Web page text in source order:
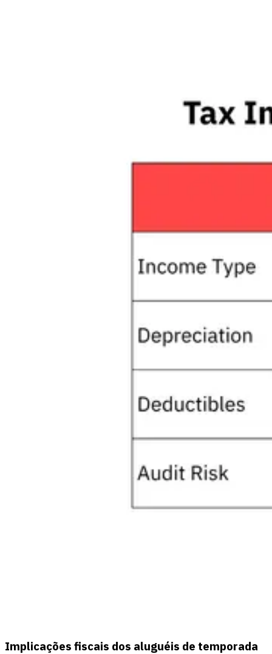
Implicações fiscais dos aluguéis de temporada